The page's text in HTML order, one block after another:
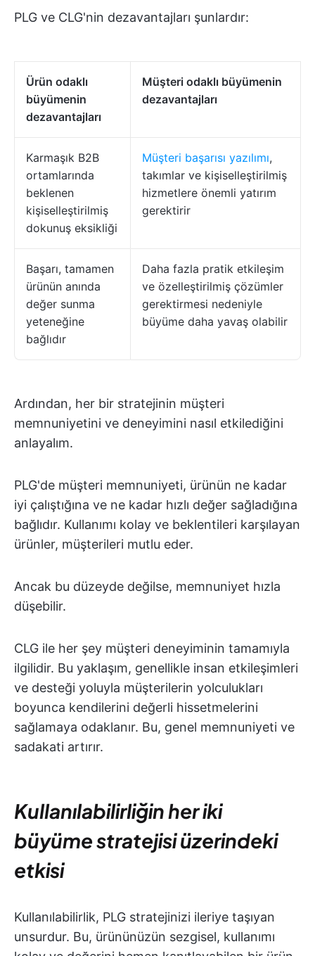
PLG ve CLG'nin dezavantajları şunlardır:
Ürün odaklı
büyümenin
dezavantajları
Müşteri odaklı büyümenin
dezavantajları
Karmaşık B2B
ortamlarında
beklenen
kişiselleştirilmiş
dokunuş eksikliği
Müşteri başarısı yazılımı,
takımlar ve kişiselleştirilmiş
hizmetlere önemli yatırım
gerektirir
Başarı, tamamen
ürünün anında
değer sunma
yeteneğine
bağlıdır
Daha fazla pratik etkileşim
ve özelleştirilmiş çözümler
gerektirmesi nedeniyle
büyüme daha yavaş olabilir
Ardından, her bir stratejinin müşteri
memnuniyetini ve deneyimini nasıl etkilediğini
anlayalım.
PLG'de müşteri memnuniyeti, ürünün ne kadar
iyi çalıştığına ve ne kadar hızlı değer sağladığına
bağlıdır. Kullanımı kolay ve beklentileri karşılayan
ürünler, müşterileri mutlu eder.
Ancak bu düzeyde değilse, memnuniyet hızla
düşebilir.
CLG ile her şey müşteri deneyiminin tamamıyla
ilgilidir. Bu yaklaşım, genellikle insan etkileşimleri
ve desteği yoluyla müşterilerin yolculukları
boyunca kendilerini değerli hissetmelerini
sağlamaya odaklanır. Bu, genel memnuniyeti ve
sadakati artırır.
Kullanılabilirliğin her iki
büyüme stratejisi üzerindeki
etkisi
Kullanılabilirlik, PLG stratejinizi ileriye taşıyan
unsurdur. Bu, ürününüzün sezgisel, kullanımı